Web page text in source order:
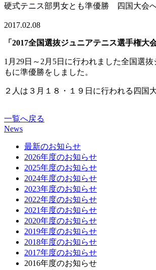
硬式テニス部男女とも準優勝 四国大会
2017.02.08
「2017全国選抜ジュニアテニス選手権
1月29日～2月5日に行われました全国選
もに準優勝をしました。
２人は３月１８・１９日に行われる四国
一覧へ戻る
News
最新のお知らせ
2026年度のお知らせ
2025年度のお知らせ
2024年度のお知らせ
2023年度のお知らせ
2022年度のお知らせ
2021年度のお知らせ
2020年度のお知らせ
2019年度のお知らせ
2018年度のお知らせ
2017年度のお知らせ
2016年度のお知らせ